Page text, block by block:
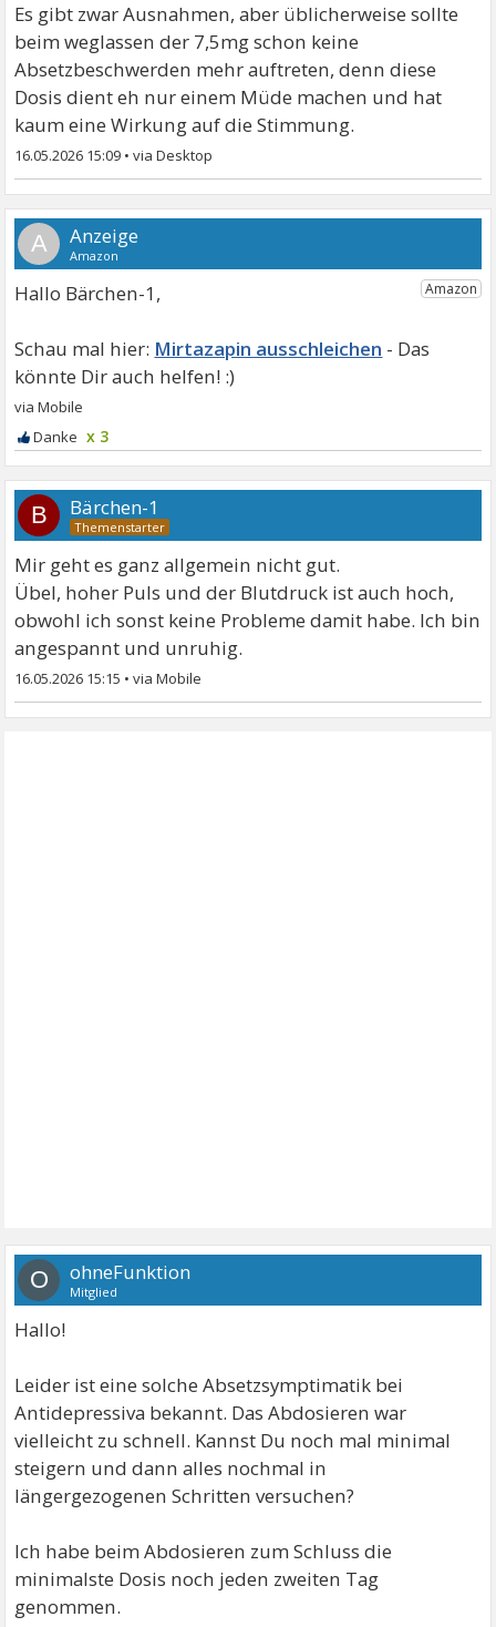
Es gibt zwar Ausnahmen, aber üblicherweise sollte
beim weglassen der 7,5mg schon keine
Absetzbeschwerden mehr auftreten, denn diese
Dosis dient eh nur einem Müde machen und hat
kaum eine Wirkung auf die Stimmung.
16.05.2026 15:09 •
A
Hallo Bärchen-1,
Mirtazapin ausschleichen
x 3
B Bärchen-1
Mir geht es ganz allgemein nicht gut.
Übel, hoher Puls und der Blutdruck ist auch hoch,
obwohl ich sonst keine Probleme damit habe. Ich bin
angespannt und unruhig.
16.05.2026 15:15 •
O ohneFunktion
Mitglied
Hallo!
Leider ist eine solche Absetzsymptimatik bei
Antidepressiva bekannt. Das Abdosieren war
vielleicht zu schnell. Kannst Du noch mal minimal
steigern und dann alles nochmal in
längergezogenen Schritten versuchen?
Ich habe beim Abdosieren zum Schluss die
minimalste Dosis noch jeden zweiten Tag
genommen.